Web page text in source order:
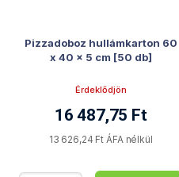
Pizzadoboz hullámkarton 60
x 40 x 5 cm [50 db]
Érdeklődjön
16 487,75 Ft
13 626,24 Ft ÁFA nélkül